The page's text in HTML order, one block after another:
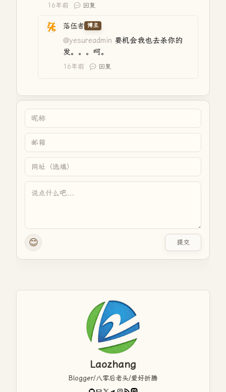
16年前 回复
落伍者 博主
@yesureadmin 要机会我也去杀你的
发。。。呵。
16年前 回复
😊 提交
Laozhang
Blogger/八零后老头/爱好折腾